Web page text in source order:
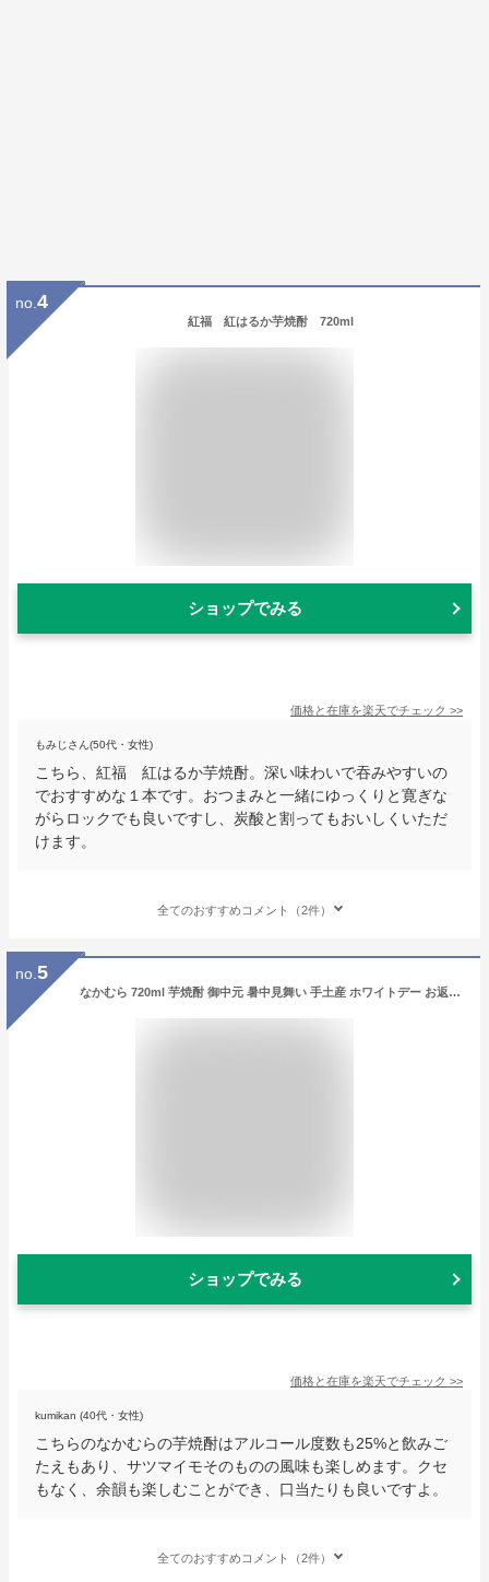
no. 4
紅福 紅はるか芋焼酎 720ml
ショップでみる
価格と在庫を楽天でチェック >>
もみじさん(50代・女性)
こちら、紅福 紅はるか芋焼酎。深い味わいで吞みやすいの
でおすすめな１本です。おつまみと一緒にゆっくりと寛ぎな
がらロックでも良いですし、炭酸と割ってもおいしくいただ
けます。
全てのおすすめコメント（2件）
no. 5
なかむら 720ml 芋焼酎 御中元 暑中見舞い 手土産 ホワイトデー お返し 贈り物 プレゼント あす楽 ギフト のし 贈答品 お祝 御祝 誕生日 内祝 還暦祝い 結婚祝い 出産祝い お酒 就職祝 退職祝
ショップでみる
価格と在庫を楽天でチェック >>
kumikan (40代・女性)
こちらのなかむらの芋焼酎はアルコール度数も25%と飲みご
たえもあり、サツマイモそのものの風味も楽しめます。クセ
もなく、余韻も楽しむことができ、口当たりも良いですよ。
全てのおすすめコメント（2件）